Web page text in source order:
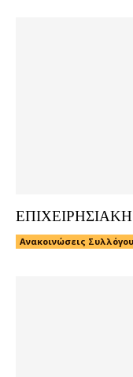
Ανακοινώσεις Συλλόγου